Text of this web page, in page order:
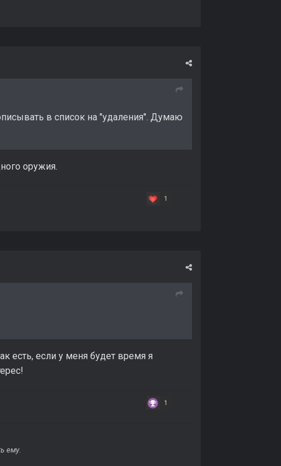
в список на "удаления". Думаю
оружия.
1
есть, если у меня будет время я
1
ему.